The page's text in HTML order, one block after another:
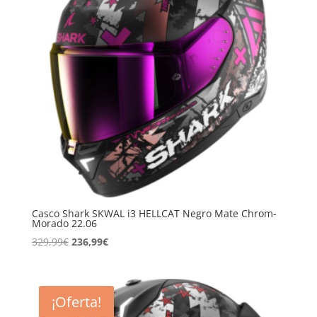
Casco Shark SKWAL i3 HELLCAT Negro Mate Chrom-
Morado 22.06
329,99€ El
era:
329,99€.
236,99€El
es:
236,99€.
¡Oferta!